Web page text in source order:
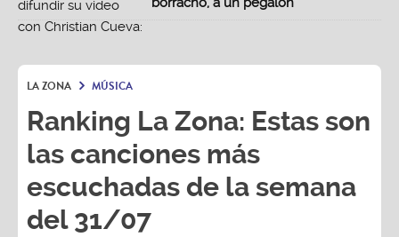
LA ZONA MÚSICA
Ranking La Zona: Estas son
las canciones más
escuchadas de la semana
del 31/07